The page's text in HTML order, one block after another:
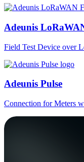
Adeunis
Field Test Device over
Adeunis Pulse
Connection for Meters